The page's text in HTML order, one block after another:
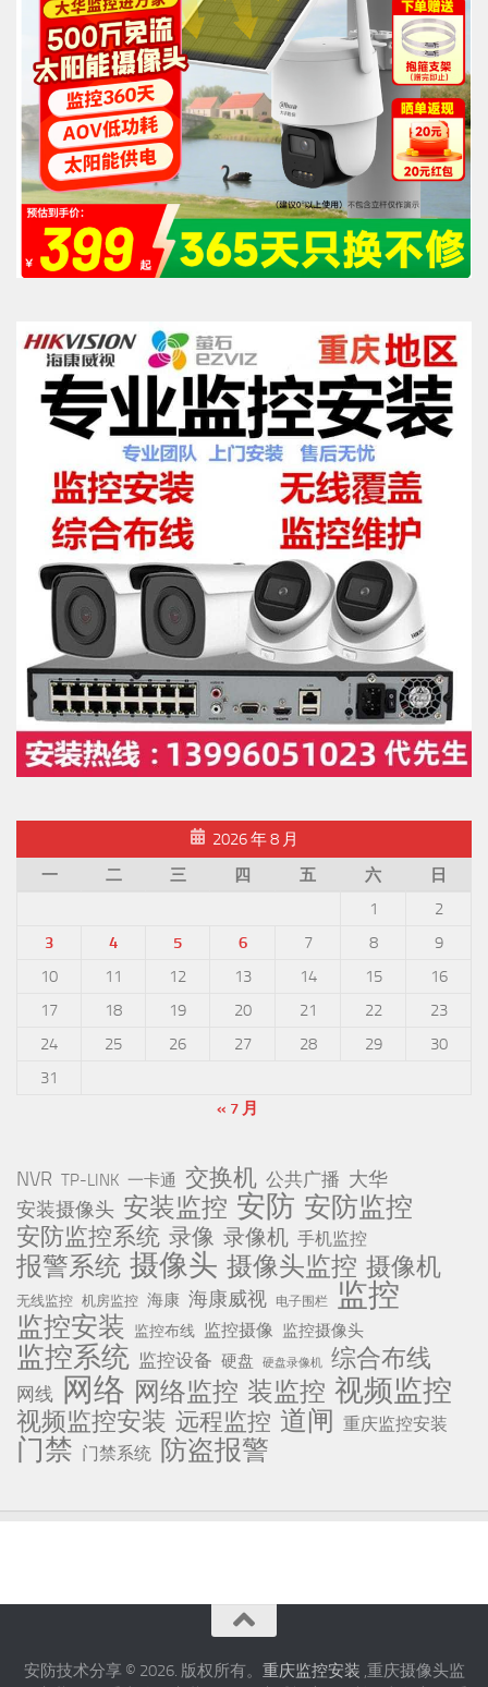
2026 年 8 月
一
二 三 四 五 六
日
1
2
3
4 5 6 7 8
9
10
11 12 13 14 15
16
17
18 19 20 21 22
23
24
25 26 27 28 29
30
31
« 7 月
NVR TP-LINK 一卡通 交换机 公共广播 大华
安装摄像头 安装监控 安防 安防监控
安防监控系统 录像 录像机 手机监控
报警系统 摄像头 摄像头监控 摄像机
无线监控 机房监控 海康 海康威视 电子围栏 监控
监控安装 监控布线 监控摄像 监控摄像头
监控系统 监控设备 硬盘 硬盘录像机 综合布线
网线 网络 网络监控 装监控 视频监控
视频监控安装 远程监控 道闸 重庆监控安装
门禁 门禁系统 防盗报警
安防技术分享 © 2026. 版权所有。 重庆监控安装 ,重庆摄像头监